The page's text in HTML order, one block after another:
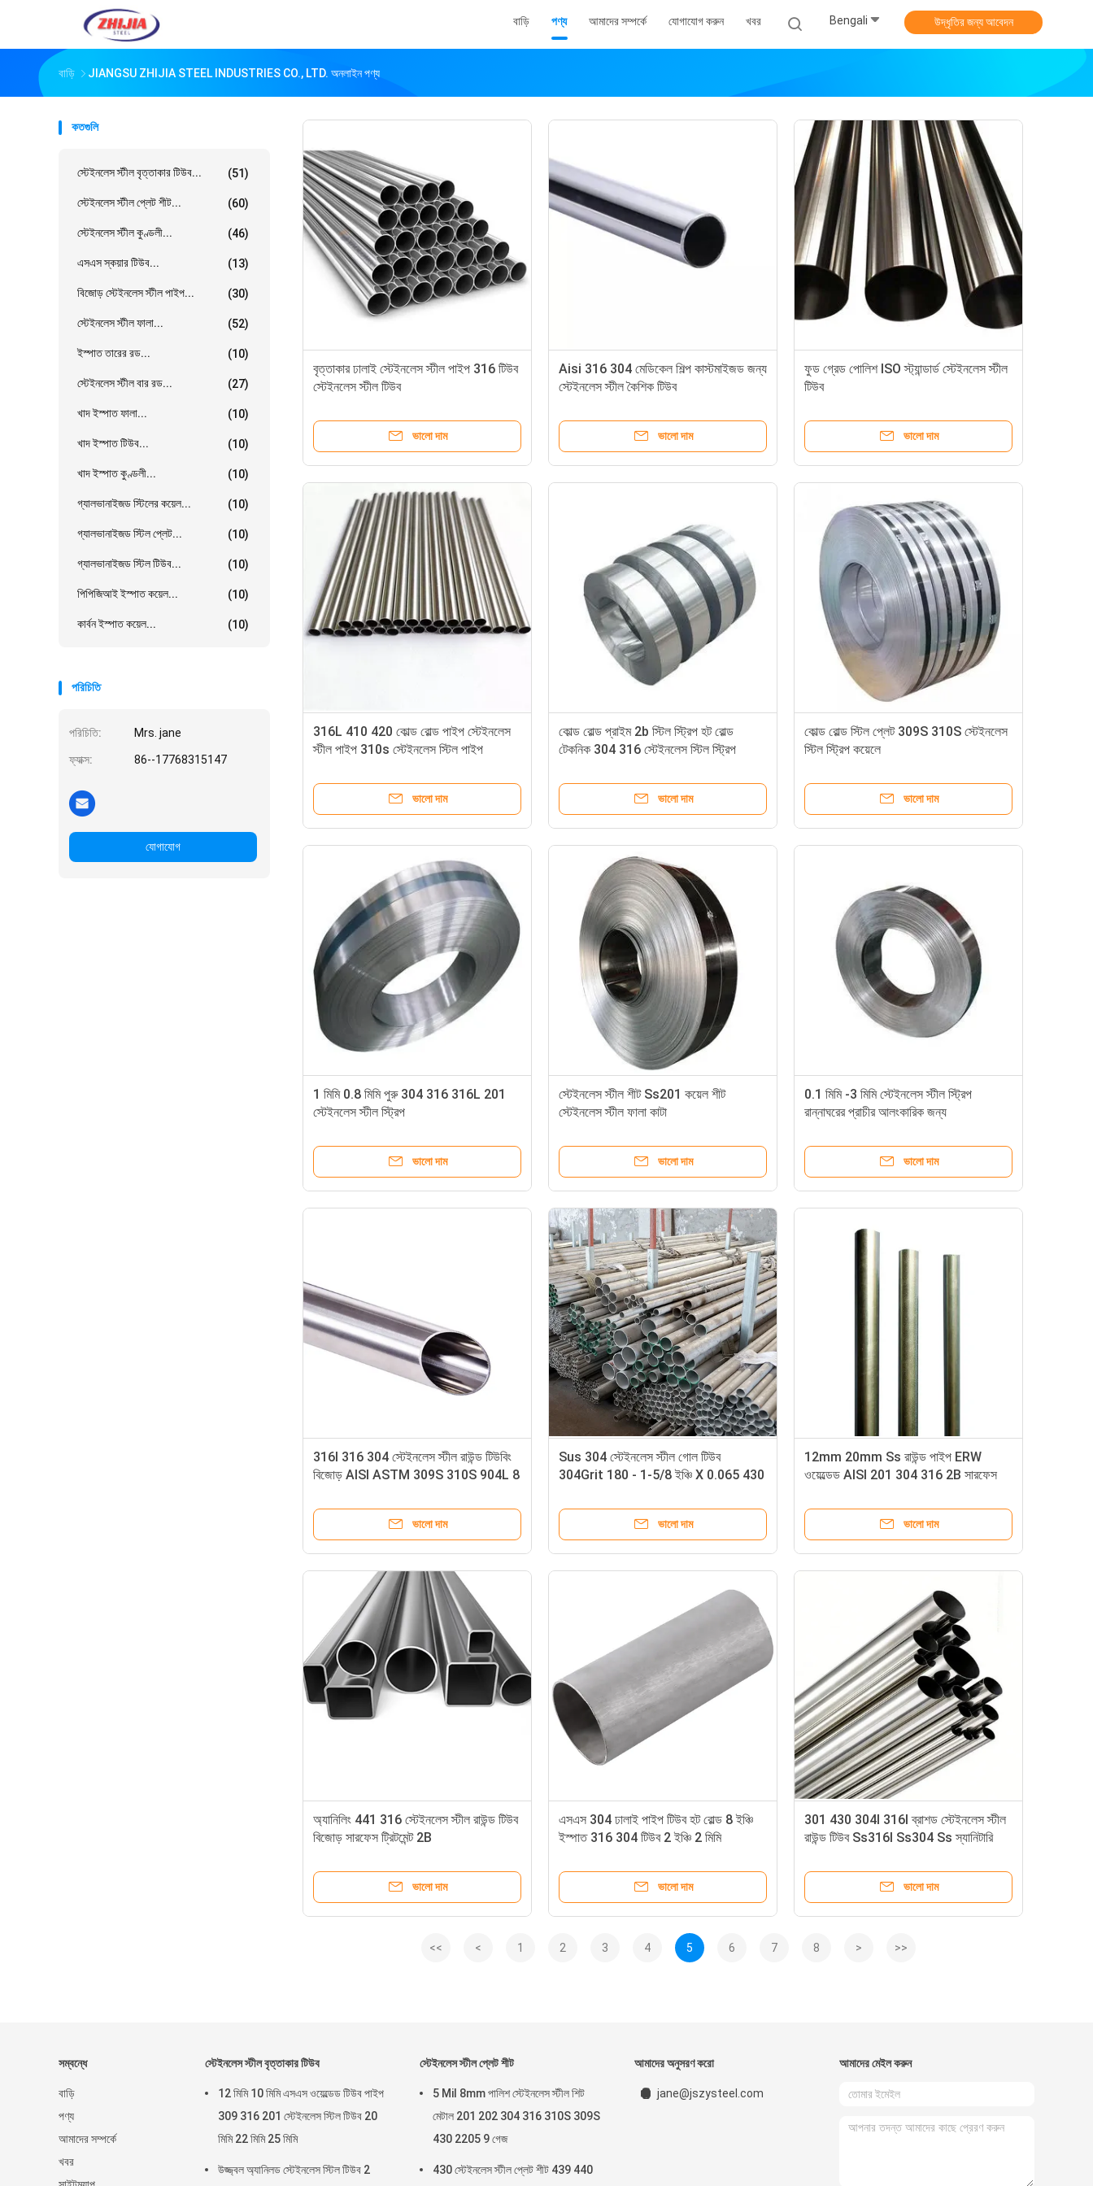
বাড়ি পণ্য আমাদের সম্পর্কে যোগাযোগ করুন খবর Bengali উদ্ধৃতির জন্য আবেদন
বাড়ি JIANGSU ZHIJIA STEEL INDUSTRIES CO., LTD. অনলাইন পণ্য
কতগুলি
স্টেইনলেস স্টীল বৃত্তাকার টিউব... (51)
স্টেইনলেস স্টীল প্লেট শীট... (60)
স্টেইনলেস স্টীল কুণ্ডলী... (46)
এসএস স্কয়ার টিউব... (13)
বিজোড় স্টেইনলেস স্টীল পাইপ... (30)
স্টেইনলেস স্টীল ফালা... (52)
ইস্পাত তারের রড... (10)
স্টেইনলেস স্টীল বার রড... (27)
খাদ ইস্পাত ফালা... (10)
খাদ ইস্পাত টিউব... (10)
খাদ ইস্পাত কুণ্ডলী... (10)
গ্যালভানাইজড স্টিলের কয়েল... (10)
গ্যালভানাইজড স্টিল প্লেট... (10)
গ্যালভানাইজড স্টিল টিউব... (10)
পিপিজিআই ইস্পাত কয়েল... (10)
কার্বন ইস্পাত কয়েল... (10)
পরিচিতি
পরিচিতি: Mrs. jane
ফ্যাক্স: 86--17768315147
যোগাযোগ
বৃত্তাকার ঢালাই স্টেইনলেস স্টীল পাইপ 316 টিউব
স্টেইনলেস স্টীল টিউব
ভালো দাম
Aisi 316 304 মেডিকেল শিল্প কাস্টমাইজড জন্য
স্টেইনলেস স্টীল কৈশিক টিউব
ভালো দাম
ফুড গ্রেড পোলিশ ISO স্ট্যান্ডার্ড স্টেইনলেস স্টীল
টিউব
ভালো দাম
316L 410 420 কোল্ড রোল্ড পাইপ স্টেইনলেস
স্টীল পাইপ 310s স্টেইনলেস স্টিল পাইপ
ভালো দাম
কোল্ড রোল্ড প্রাইম 2b স্টিল স্ট্রিপ হট রোল্ড
টেকনিক 304 316 স্টেইনলেস স্টিল স্ট্রিপ
ভালো দাম
কোল্ড রোল্ড স্টিল প্লেট 309S 310S স্টেইনলেস
স্টিল স্ট্রিপ কয়েলে
ভালো দাম
1 মিমি 0.8 মিমি পুরু 304 316 316L 201
স্টেইনলেস স্টীল স্ট্রিপ
ভালো দাম
স্টেইনলেস স্টীল শীট Ss201 কয়েল শীট
স্টেইনলেস স্টীল ফালা কাটা
ভালো দাম
0.1 মিমি -3 মিমি স্টেইনলেস স্টীল স্ট্রিপ
রান্নাঘরের প্রাচীর আলংকারিক জন্য
ভালো দাম
316l 316 304 স্টেইনলেস স্টীল রাউন্ড টিউবিং
বিজোড় AISI ASTM 309S 310S 904L 8
ভালো দাম
Sus 304 স্টেইনলেস স্টীল গোল টিউব
304Grit 180 - 1-5/8 ইঞ্চি X 0.065 430
ভালো দাম
12mm 20mm Ss রাউন্ড পাইপ ERW
ওয়েল্ডেড AISI 201 304 316 2B সারফেস
ভালো দাম
অ্যানিলিং 441 316 স্টেইনলেস স্টীল রাউন্ড টিউব
বিজোড় সারফেস ট্রিটমেন্ট 2B
ভালো দাম
এসএস 304 ঢালাই পাইপ টিউব হট রোল্ড 8 ইঞ্চি
ইস্পাত 316 304 টিউব 2 ইঞ্চি 2 মিমি
ভালো দাম
301 430 304l 316l ব্রাশড স্টেইনলেস স্টীল
রাউন্ড টিউব Ss316l Ss304 Ss স্যানিটারি
ভালো দাম
<< < 1 2 3 4 5 6 7 8 > >>
সম্বন্ধে
বাড়ি
পণ্য
আমাদের সম্পর্কে
খবর
স্টেইনলেস স্টীল বৃত্তাকার টিউব
12 মিমি 10 মিমি এসএস ওয়েল্ডেড টিউব পাইপ
309 316 201 স্টেইনলেস স্টিল টিউব 20
মিমি 22 মিমি 25 মিমি
উজ্জ্বল অ্যানিলড স্টেইনলেস স্টিল টিউব 2
স্টেইনলেস স্টীল প্লেট শীট
5 Mil 8mm পালিশ স্টেইনলেস স্টীল শিট
মেটাল 201 202 304 316 310S 309S
430 2205 9 গেজ
430 স্টেইনলেস স্টীল প্লেট শীট 439 440
আমাদের অনুসরণ করো
jane@jszysteel.com
আমাদের মেইল ​​করুন